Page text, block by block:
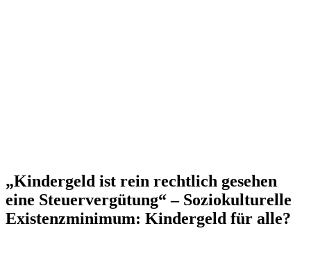
„Kindergeld ist rein rechtlich gesehen
eine Steuervergütung“ – Soziokulturelle
Existenzminimum: Kindergeld für alle?